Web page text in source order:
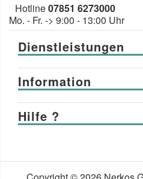
Hotline07851 6273000
Mo. - Fr. -> 9:00 - 13:00 Uhr
Dienstleistungen
Information
Hilfe ?